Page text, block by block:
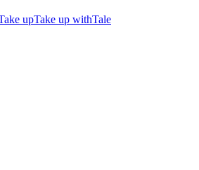
upTake up withTale